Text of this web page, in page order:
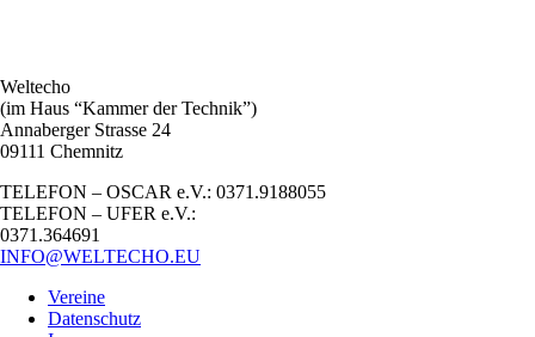
Weltecho
(im Haus “Kammer der Technik”)
Annaberger Strasse 24
09111 Chemnitz
TELEFON – OSCAR e.V.: 0371.9188055
TELEFON – UFER e.V.:
0371.364691
INFO@WELTECHO.EU
Vereine
Datenschutz